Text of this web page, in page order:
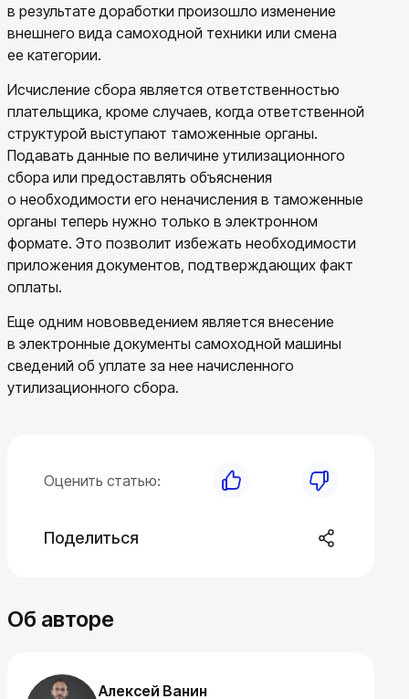
в результате доработки произошло изменение
внешнего вида самоходной техники или смена
ее категории.
Исчисление сбора является ответственностью
плательщика, кроме случаев, когда ответственной
структурой выступают таможенные органы.
Подавать данные по величине утилизационного
сбора или предоставлять объяснения
о необходимости его неначисления в таможенные
органы теперь нужно только в электронном
формате. Это позволит избежать необходимости
приложения документов, подтверждающих факт
оплаты.
Еще одним нововведением является внесение
в электронные документы самоходной машины
сведений об уплате за нее начисленного
утилизационного сбора.
Оценить статью:
Поделиться
Об авторе
Алексей Ванин